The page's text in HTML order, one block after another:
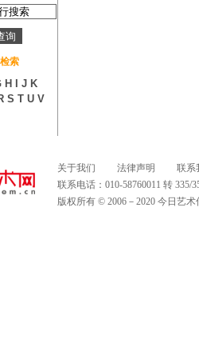
索
H J K
S T U V
关于我们 法律声明
联系
联系电话：010-58760011 转
版权所有 © 2006－2020 今日艺